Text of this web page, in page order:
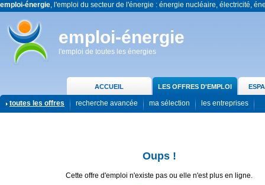
emploi-énergie, l'emploi du secteur de l'énergie : énergie nucléaire, électricité,
emploi-énergie
l'emploi de toutes les énergies
ACCUEIL LES OFFRES D'EMPLOI
toutes les offres recherche avancée ma sélection les entreprises
Oups !
Cette offre d'emploi n'existe pas ou elle n'est plus en ligne.